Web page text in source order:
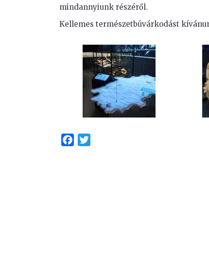
mindannyiunk részéről.
Kellemes természetbúvárkodást
Facebook